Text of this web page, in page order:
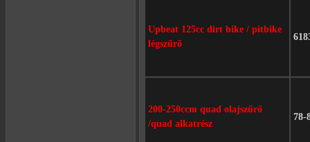
Upbeat 125cc dirt bike / pitbike
légszűrő
200-250ccm quad olajszűrő
/quad alkatrész
78-